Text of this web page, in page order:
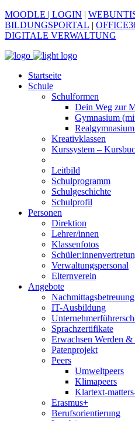
MOODLE | LOGIN |
BILDUNGSPORTAL |
DIGITALE VERWALTUNG
Startseite
Schule
Schulformen
Dein Weg zur
Gymnasium
Kreativklassen
Kurssystem –
Leitbild
Schulprogramm
Schulgeschichte
Schulprofil
Personen
Direktion
Lehrer/innen
Klassenfotos
Verwaltungspersonal
Elternverein
Angebote
Nachmittagsbetreuung
IT-Ausbildung
Sprachzertifikate
Erwachsen Werden
Patenprojekt
Peers
Umweltpeers
Klimapeers
Klartext-
Erasmus+
Berufsorientierung